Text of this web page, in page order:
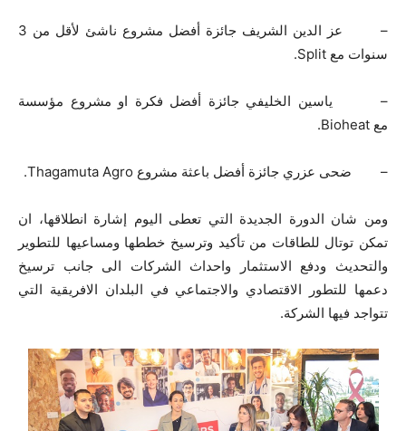
– عز الدين الشريف جائزة أفضل مشروع ناشئ لأقل من 3
سنوات مع Split.
– ياسين الخليفي جائزة أفضل فكرة او مشروع مؤسسة
مع Bioheat.
– ضحى عزري جائزة أفضل باعثة مشروع Thagamuta Agro.
ومن شان الدورة الجديدة التي تعطى اليوم إشارة انطلاقها، ان
تمكن توتال للطاقات من تأكيد وترسيخ خططها ومساعيها للتطوير
والتحديث ودفع الاستثمار واحداث الشركات الى جانب ترسيخ
دعمها للتطور الاقتصادي والاجتماعي في البلدان الافريقية التي
تتواجد فيها الشركة.